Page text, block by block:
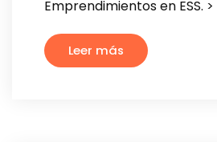
Emprendimientos en ESS. >
Leer más